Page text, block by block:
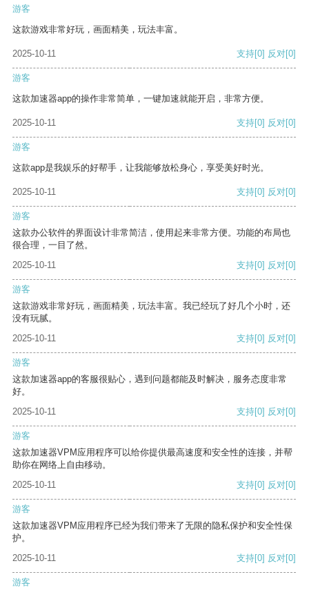
游客
这款游戏非常好玩，画面精美，玩法丰富。
2025-10-11 支持[0] 反对[0]
游客
这款加速器app的操作非常简单，一键加速就能开启，非常方便。
2025-10-11 支持[0] 反对[0]
游客
这款app是我娱乐的好帮手，让我能够放松身心，享受美好时光。
2025-10-11 支持[0] 反对[0]
游客
这款办公软件的界面设计非常简洁，使用起来非常方便。功能的布局也
很合理，一目了然。
2025-10-11
支持[0] 反对[0]
游客
这款游戏非常好玩，画面精美，玩法丰富。我已经玩了好几个小时，还
没有玩腻。
2025-10-11
支持[0] 反对[0]
游客
这款加速器app的客服很贴心，遇到问题都能及时解决，服务态度非常
好。
2025-10-11
支持[0] 反对[0]
游客
这款加速器VPM应用程序可以给你提供最高速度和安全性的连接，并帮
助你在网络上自由移动。
2025-10-11
支持[0] 反对[0]
游客
这款加速器VPM应用程序已经为我们带来了无限的隐私保护和安全性保
护。
2025-10-11
支持[0] 反对[0]
游客